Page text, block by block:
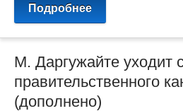
Подробнее
М. Даргужайте уходит
правительственного
(дополнено)